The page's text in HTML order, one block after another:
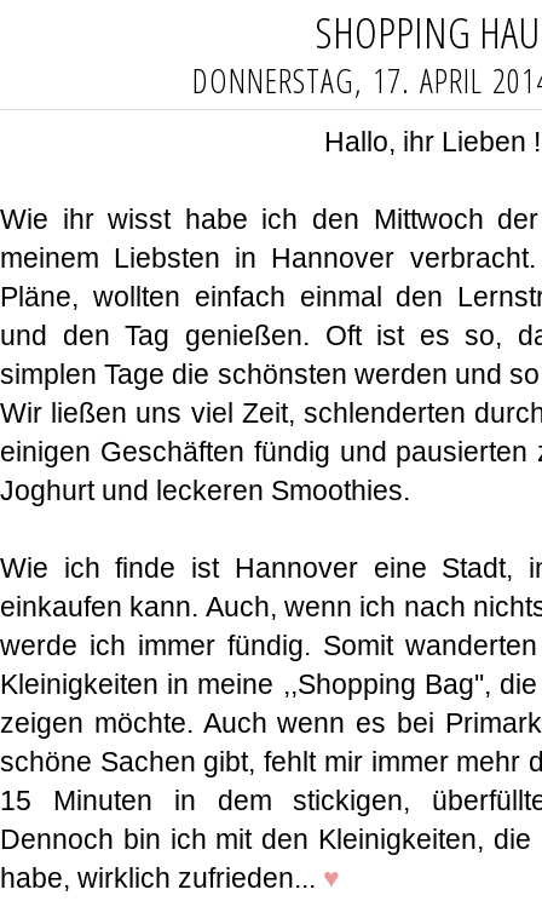
SHOPPING
DONNERSTAG, 17. APRIL
Hallo, ihr Lieben
Wie ihr wisst habe ich den Mittwoch
meinem Liebsten in Hannover
Pläne, wollten einfach einmal den
und den Tag genießen. Oft ist es so,
simplen Tage die schönsten werden und
Wir ließen uns viel Zeit, schlenderten
einigen Geschäften fündig und
Joghurt und leckeren Smoothies.
Wie ich finde ist Hannover eine Stadt,
einkaufen kann. Auch, wenn ich nach
werde ich immer fündig. Somit
Kleinigkeiten in meine ,,Shopping Bag'',
zeigen möchte. Auch wenn es bei
schöne Sachen gibt, fehlt mir immer mehr
15 Minuten in dem stickigen,
Dennoch bin ich mit den Kleinigkeiten,
habe, wirklich zufrieden... ♥